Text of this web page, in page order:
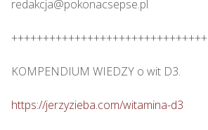
redakcja@pokonacsepse.pl
+++++++++++++++++++++++++++++++
KOMPENDIUM WIEDZY o wit D3.
https://jerzyzieba.com/witamina-d3